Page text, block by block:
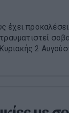
έχει
2